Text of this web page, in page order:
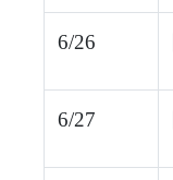
6/26
6/27